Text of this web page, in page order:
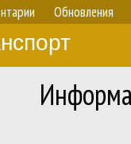
Обновления